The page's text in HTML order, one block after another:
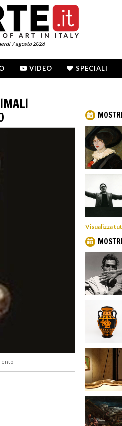
7 agosto 2026
VIDEO SPECIALI
Visualizza